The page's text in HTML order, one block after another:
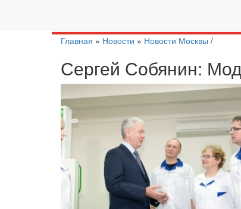
Главная » Новости » Новости Москвы /
Сергей Собянин: